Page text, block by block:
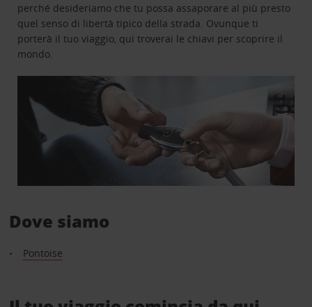
perché desideriamo che tu possa assaporare al più presto
quel senso di libertà tipico della strada. Ovunque ti
porterà il tuo viaggio, qui troverai le chiavi per scoprire il
mondo.
Dove siamo
Pontoise